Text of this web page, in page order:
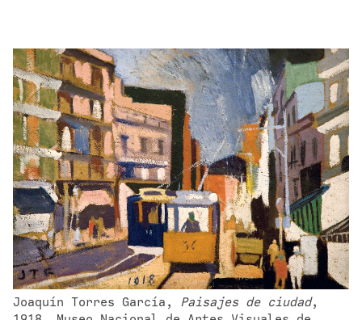
Joaquín Torres García, Paisajes de ciudad,